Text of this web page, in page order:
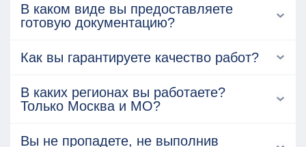
В каком виде вы предоставляете
готовую документацию?
Как вы гарантируете качество работ?
В каких регионах вы работаете?
Только Москва и МО?
Вы не пропадете, не выполнив